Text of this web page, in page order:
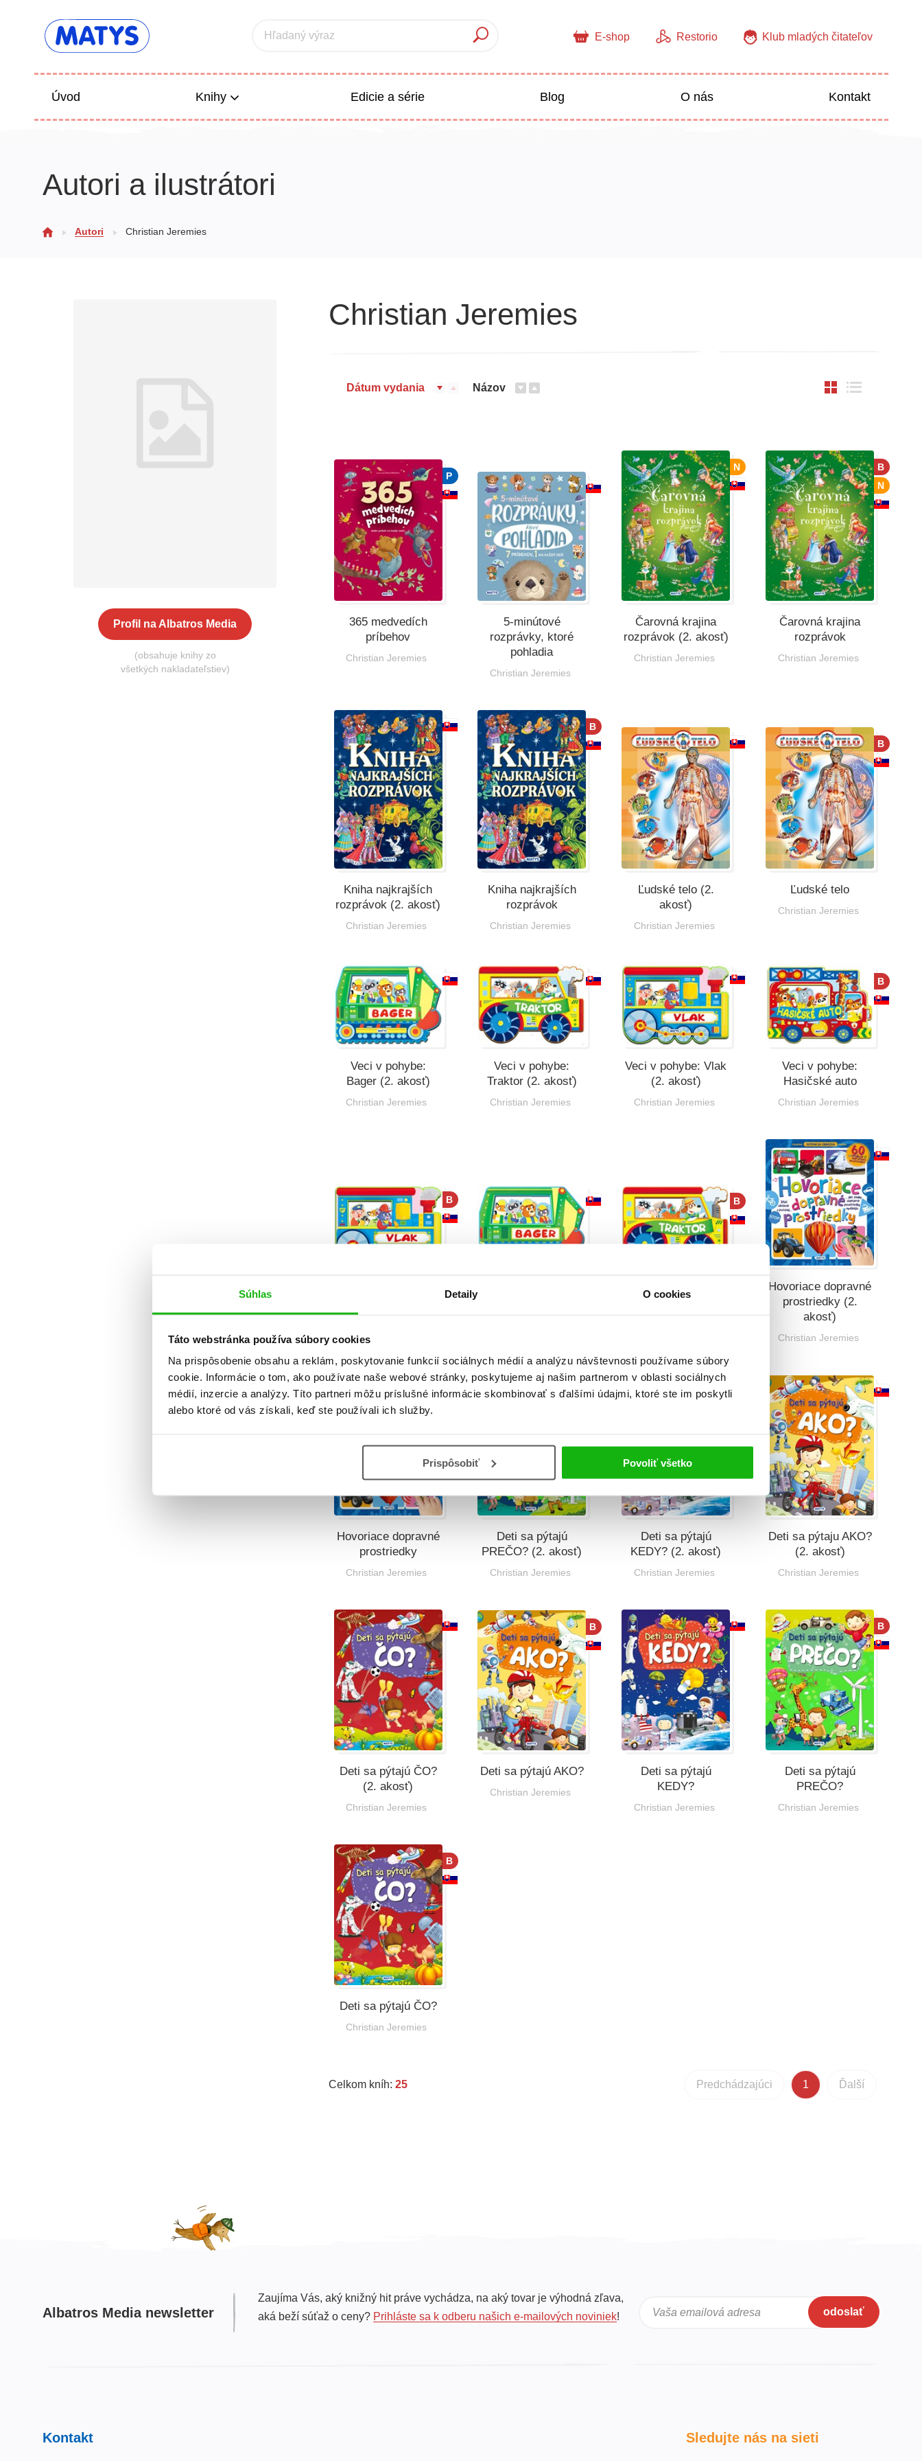
Súhlas Detaily O cookies
Táto webstránka používa súbory cookies
Na prispôsobenie obsahu a reklám, poskytovanie funkcií sociálnych médií a analýzu návštevnosti používame súbory
cookie. Informácie o tom, ako používate naše webové stránky, poskytujeme aj našim partnerom v oblasti sociálnych
médií, inzercie a analýzy. Títo partneri môžu príslušné informácie skombinovať s ďalšími údajmi, ktoré ste im poskytli
alebo ktoré od vás získali, keď ste používali ich služby.
Prispôsobiť Povoliť všetko
Hľadaný výraz E-shop Restorio Klub mladých čitateľov
Úvod Knihy
Poézia
Edicie a série Blog O nás Kontakt
Autori a ilustrátori
Autori Christian Jeremies
Profil na Albatros Media
(obsahuje knihy zo
všetkých nakladateľstiev)
Christian Jeremies
Dátum vydania Názov
P
365 medvedích
príbehov
Christian Jeremies
5-minútové
rozprávky, ktoré
pohladia
Christian Jeremies
N
Čarovná krajina
rozprávok (2. akosť)
Christian Jeremies
B
N
Čarovná krajina
rozprávok
Christian Jeremies
Kniha najkrajších
rozprávok (2. akosť)
Christian Jeremies
B
Kniha najkrajších
rozprávok
Christian Jeremies
Ľudské telo (2.
akosť)
Christian Jeremies
B
Ľudské telo
Christian Jeremies
Veci v pohybe:
Bager (2. akosť)
Christian Jeremies
Veci v pohybe:
Traktor (2. akosť)
Christian Jeremies
Veci v pohybe: Vlak
(2. akosť)
Christian Jeremies
B
Veci v pohybe:
Hasičské auto
Christian Jeremies
B B
Traktor
Hovoriace dopravné
prostriedky (2.
akosť)
Christian Jeremies
Hovoriace dopravné
prostriedky
Christian Jeremies
Deti sa pýtajú
PREČO? (2. akosť)
Christian Jeremies
Deti sa pýtajú
KEDY? (2. akosť)
Christian Jeremies
Deti sa pýtaju AKO?
(2. akosť)
Christian Jeremies
Deti sa pýtajú ČO?
(2. akosť)
Christian Jeremies
B
Deti sa pýtajú AKO?
Christian Jeremies
Deti sa pýtajú
KEDY?
Christian Jeremies
B
Deti sa pýtajú
PREČO?
Christian Jeremies
B
Deti sa pýtajú ČO?
Christian Jeremies
Celkom kníh: 25 Predchádzajúci 1 Ďalší
Albatros Media newsletter
Zaujíma Vás, aký knižný hit práve vychádza, na aký tovar je výhodná zľava,
aká beží súťaž o ceny? Prihláste sa k odberu našich e-mailových noviniek! Vaša emailová adresa odoslať
Kontakt Sledujte nás na sieti